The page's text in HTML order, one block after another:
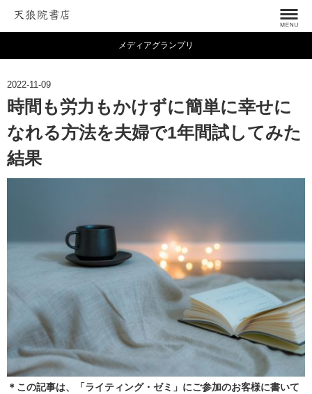
メディアグランプリ
2022-11-09
時間も労力もかけずに簡単に幸せに
なれる方法を夫婦で1年間試してみた
結果
＊この記事は、「ライティング・ゼミ」にご参加のお客様に書いて